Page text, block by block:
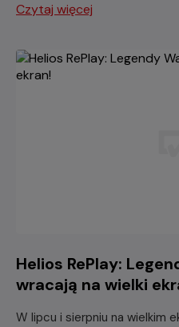
Czytaj więcej
Helios RePlay:
wracają na wielki
W lipcu i sierpniu na wielkim